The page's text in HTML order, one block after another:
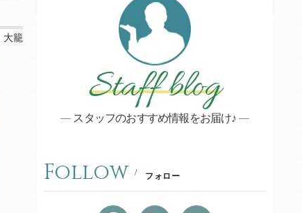
大籠
Staff blog
スタッフのおすすめ情報をお届け♪
Follow フォロー